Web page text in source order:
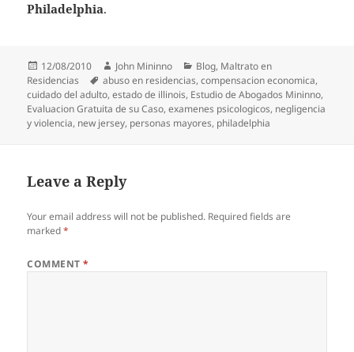
Philadelphia.
Posted
on
12/08/2010 Author
John Mininno Categories
Blog, Maltrato en
Residencias
Tags
abuso en residencias,compensacion economica,
cuidado del adulto,estado de illinois, Estudio de Abogados Mininno,
Evaluacion Gratuita de su Caso,examenes psicologicos, negligencia
y violencia, new jersey, personas mayores, philadelphia
Leave a Reply
Your email address will not be published. Required fields are
marked*
COMMENT*